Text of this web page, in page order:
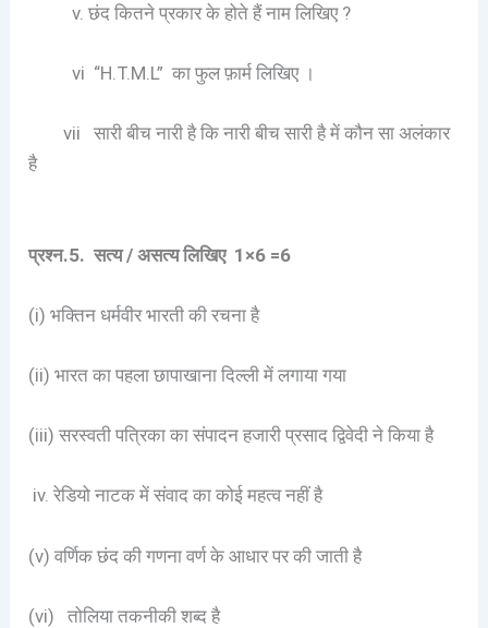
v. छंद कितने प्रकार के होते हैं नाम लिखिए ?
vi “H.T.M.L” का फुल फ़ार्म लिखिए ।
vii सारी बीच नारी है कि नारी बीच सारी है में कौन सा अलंकार
है
प्रश्न.5.सत्य / असत्य लिखिए1×6 =6
(i) भक्तिन धर्मवीर भारती की रचना है
(ii) भारत का पहला छापाखाना दिल्ली में लगाया गया
(iii) सरस्वती पत्रिका का संपादन हजारी प्रसाद द्विवेदी ने किया है
iv. रेडियो नाटक में संवाद का कोई महत्व नहीं है
(v) वर्णिक छंद की गणना वर्ण के आधार पर की जाती है
(vi) तोलिया तकनीकी शब्द है